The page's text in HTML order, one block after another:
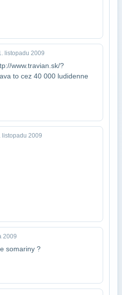
listopadu 2009
www.travian.sk/?
to cez 40 000 ludi​denne
listopadu 2009
2009
somariny ?